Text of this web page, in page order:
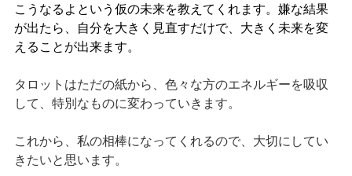
こうなるよという仮の未来を教えてくれます。嫌な結果
が出たら、自分を大きく見直すだけで、大きく未来を変
えることが出来ます。
タロットはただの紙から、色々な方のエネルギーを吸収
して、特別なものに変わっていきます。
これから、私の相棒になってくれるので、大切にしてい
きたいと思います。